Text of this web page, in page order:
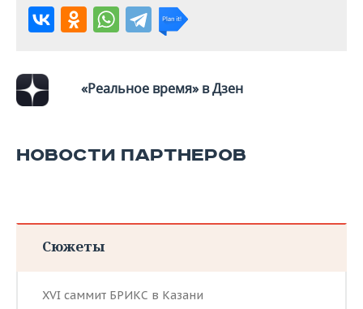
«Реальное время» в Дзен
НОВОСТИ ПАРТНЕРОВ
Сюжеты
XVI саммит БРИКС в Казани